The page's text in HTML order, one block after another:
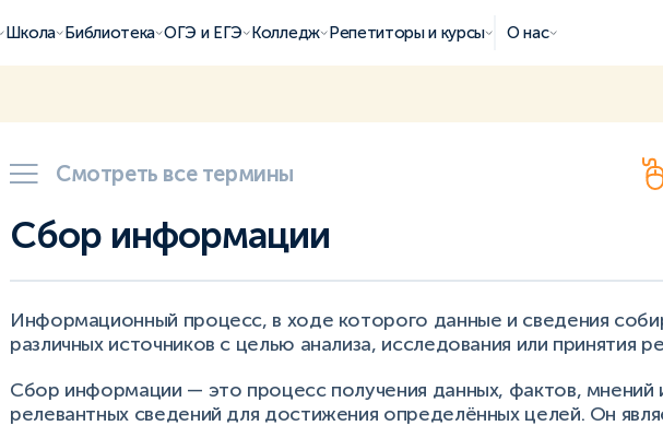
Школа Библиотека ОГЭ и ЕГЭ Колледж Репетиторы и курсы О нас
Смотреть все термины
Сбор информации
Информационный процесс, в ходе которого данные и сведения
различных источников с целью анализа, исследования или принятия
Сбор информации — это процесс получения данных, фактов, мнений
релевантных сведений для достижения определённых целей. Он